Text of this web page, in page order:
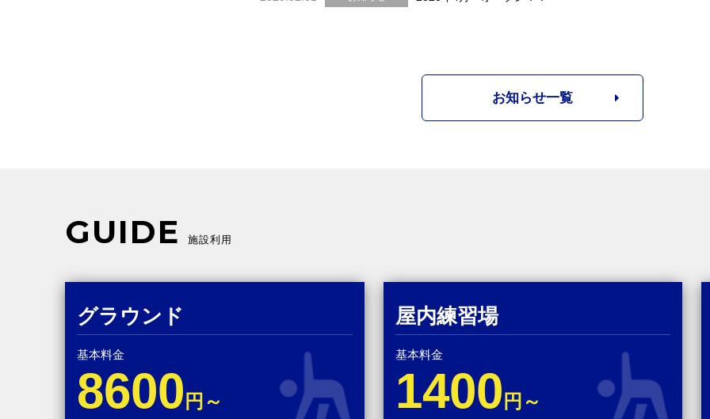
お知らせ一覧
GUIDE 施設利用
グラウンド
基本料金
8600 円～
屋内練習場
基本料金
1400 円～